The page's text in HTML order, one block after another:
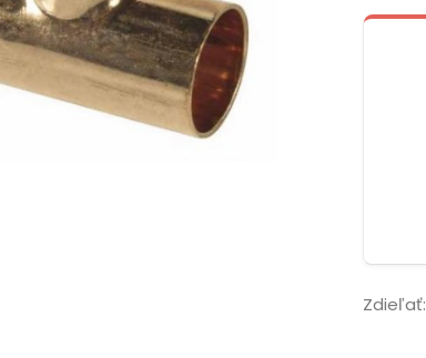
Zdieľať: